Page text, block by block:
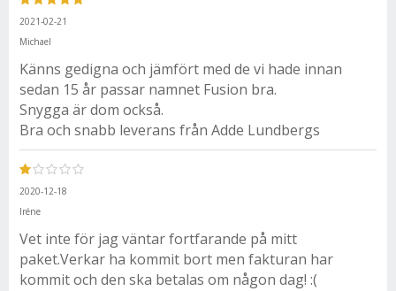
2021-02-21
Michael
Känns gedigna och jämfört med de vi hade innan
sedan 15 år passar namnet Fusion bra.
Snygga är dom också.
Bra och snabb leverans från Adde Lundbergs
2020-12-18
Iréne
Vet inte för jag väntar fortfarande på mitt
paket.Verkar ha kommit bort men fakturan har
kommit och den ska betalas om någon dag! :(